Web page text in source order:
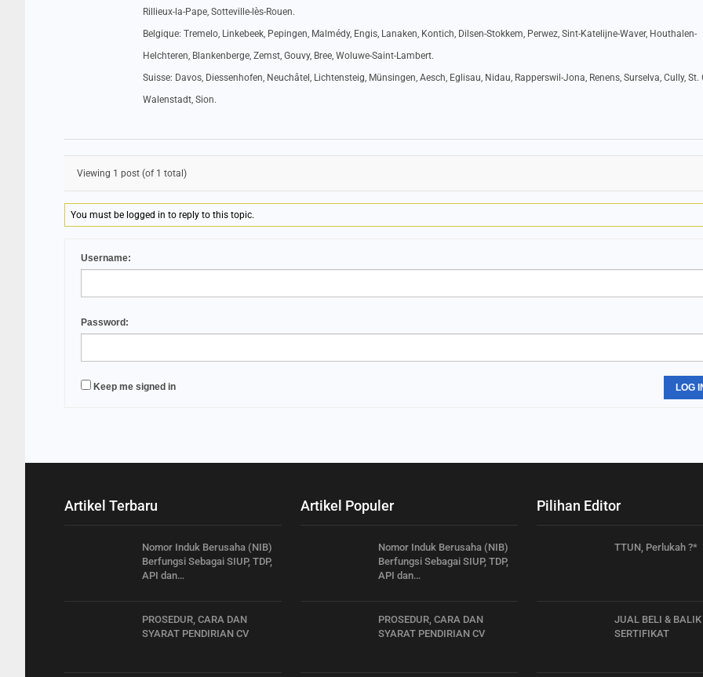
Rillieux-la-Pape, Sotteville-lès-Rouen.
Belgique: Tremelo, Linkebeek, Pepingen, Malmédy, Engis, Lanaken, Kontich, Dilsen-Stokkem, Perwez, Sint-Katelijne-Waver, Houthalen-
Helchteren, Blankenberge, Zemst, Gouvy, Bree, Woluwe-Saint-Lambert.
Suisse: Davos, Diessenhofen, Neuchâtel, Lichtensteig, Münsingen, Aesch, Eglisau, Nidau, Rapperswil-Jona, Renens, Surselva, Cully, St.
Walenstadt, Sion.
Viewing 1 post (of 1 total)
You must be logged in to reply to this topic.
Username:
Password:
Keep me signed in LOG
Artikel Terbaru
Nomor Induk Berusaha (NIB)
Berfungsi Sebagai SIUP, TDP,
API dan…
PROSEDUR, CARA DAN
SYARAT PENDIRIAN CV
Artikel Populer
Nomor Induk Berusaha (NIB)
Berfungsi Sebagai SIUP, TDP,
API dan…
PROSEDUR, CARA DAN
SYARAT PENDIRIAN CV
Pilihan Editor
TTUN, Perlukah ?*
JUAL BELI &
SERTIFIKAT